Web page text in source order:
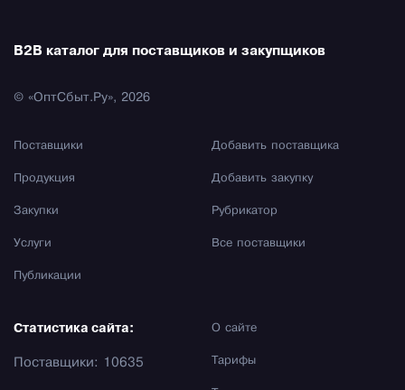
B2B каталог для поставщиков и закупщиков
© «ОптСбыт.Ру», 2026
Поставщики
Продукция
Закупки
Услуги
Публикации
Добавить поставщика
Добавить закупку
Рубрикатор
Все поставщики
О сайте
Тарифы
Статистика сайта:
Поставщики: 10635